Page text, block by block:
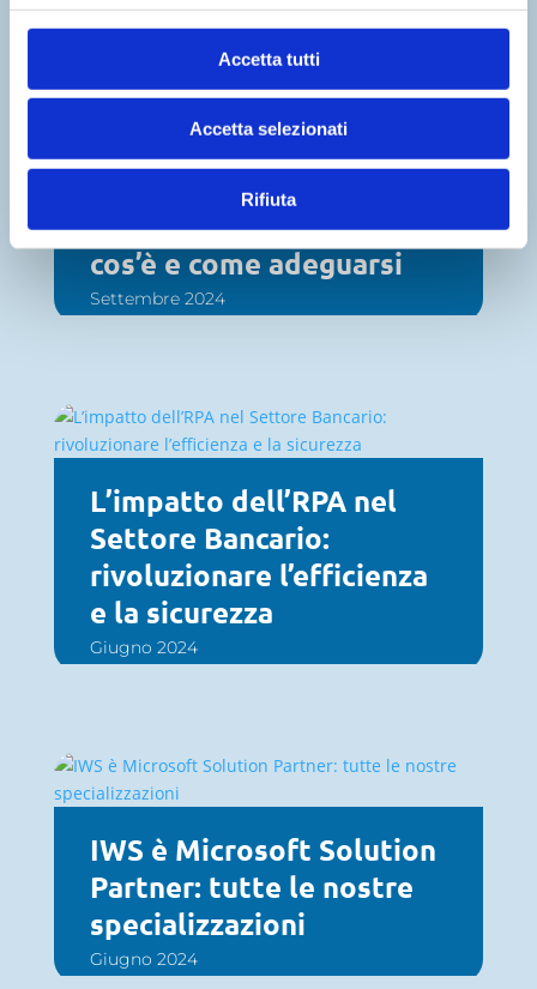
Accetta tutti
Accetta selezionati
Rifiuta
di massa
La Direttiva Nis2: che
cos’è e come adeguarsi
Settembre 2024
L’impatto dell’RPA nel
Settore Bancario:
rivoluzionare l’efficienza
e la sicurezza
Giugno 2024
IWS è Microsoft Solution
Partner: tutte le nostre
specializzazioni
Giugno 2024